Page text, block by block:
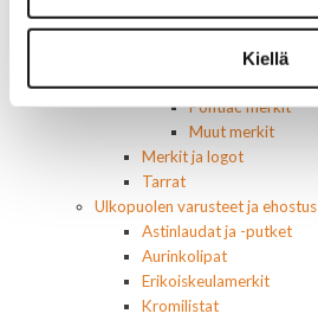
Kiellä
Mercury merkit
Oldsmobile merkit
Plymouth merkit
Pontiac merkit
Muut merkit
Merkit ja logot
Tarrat
Ulkopuolen varusteet ja ehostus
Astinlaudat ja -putket
Aurinkolipat
Erikoiskeulamerkit
Kromilistat